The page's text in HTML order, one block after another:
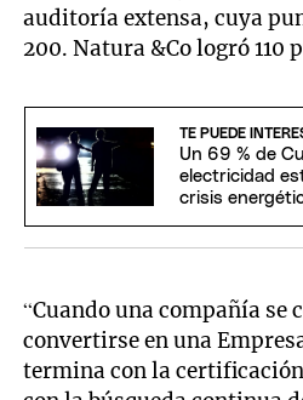
auditoría extensa, cuya
200. Natura &Co logró 110
TE PUEDE
Un 69 % de
electricidad
crisis
“Cuando una compañía se
convertirse en una
termina con la